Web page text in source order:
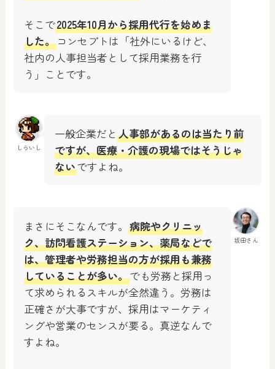
そこで2025年10月から採用代行を始めま
した。コンセプトは「社外にいるけど、
社内の人事担当者として採用業務を行
う」ことです。
しらいし
一般企業だと人事部があるのは当たり前
ですが、医療・介護の現場ではそうじゃ
ないですよね。
坂田さん
まさにそこなんです。病院やクリニッ
ク、訪問看護ステーション、薬局などで
は、管理者や労務担当の方が採用も兼務
していることが多い。でも労務と採用っ
て求められるスキルが全然違う。労務は
正確さが大事ですが、採用はマーケティ
ングや営業のセンスが要る。真逆なんで
すよね。